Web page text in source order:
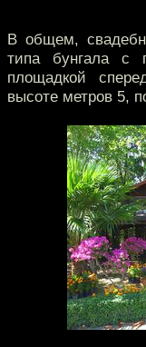
В общем,
типа бунгала с
площадкой
высоте метров 5,